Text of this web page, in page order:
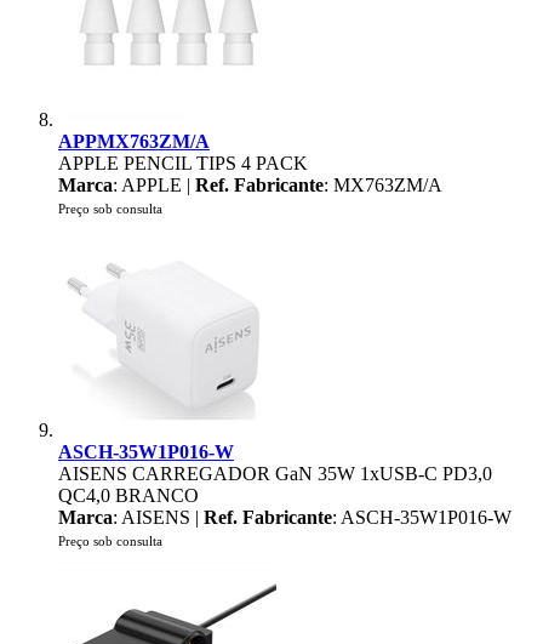
APPMX763ZM/A
APPLE PENCIL TIPS 4 PACK
Marca: APPLE | Ref. Fabricante: MX763ZM/A
Preço sob consulta
ASCH-35W1P016-W
AISENS CARREGADOR GaN 35W 1xUSB-C PD3,0
QC4,0 BRANCO
Marca: AISENS | Ref. Fabricante: ASCH-35W1P016-W
Preço sob consulta